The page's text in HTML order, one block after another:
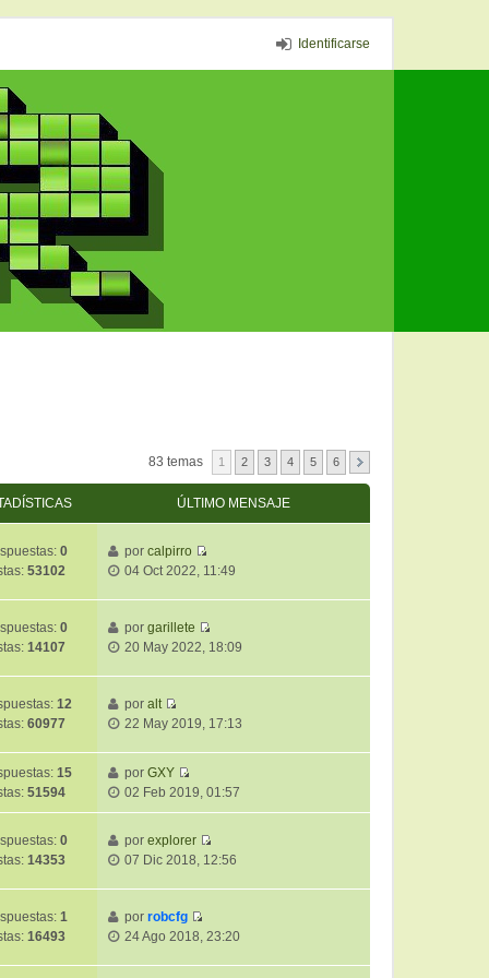
Identificarse
83 temas 1 2 3 4 5 6
ÚLTIMO MENSAJE
0
53102
porcalpirro
V
r
ú
l
o
s
j
e
04 Oct 2022, 11:49
0
14107
porgarillete
V
r
l
o
n
e
20 May 2022, 18:09
12
60977
poralt
V
r
ú
l
t
i
m
e
n
22 May 2019, 17:13
15
51594
porGXY
V
ú
l
t
m
o
m
02 Feb 2019, 01:57
0
14353
porexplorer
V
r
l
07 Dic 2018, 12:56
1
16493
porrobcfg
V
r
24 Ago 2018, 23:20